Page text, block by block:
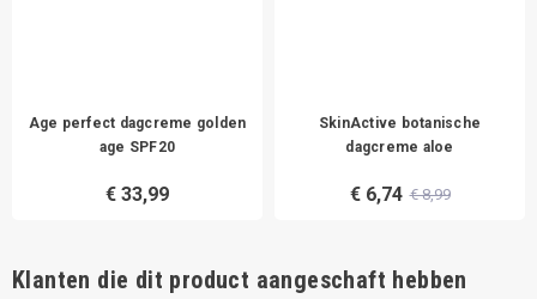
Age perfect dagcreme golden
age SPF20
€ 33,99
SkinActive botanische
dagcreme aloe
€ 6,74 € 8,99
Klanten die dit product aangeschaft hebben